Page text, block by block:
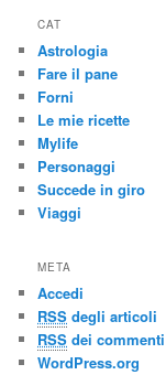
CAT
Astrologia
Fare il pane
Forni
Le mie ricette
Mylife
Personaggi
Succede in giro
Viaggi
META
Accedi
RSS degli articoli
RSS dei commenti
WordPress.org